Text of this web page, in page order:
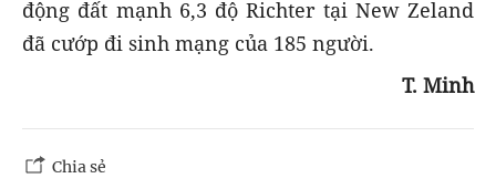
động đất mạnh 6,3 độ Richter tại New Zeland
đã cướp đi sinh mạng của 185 người.
T. Minh
Chia sẻ